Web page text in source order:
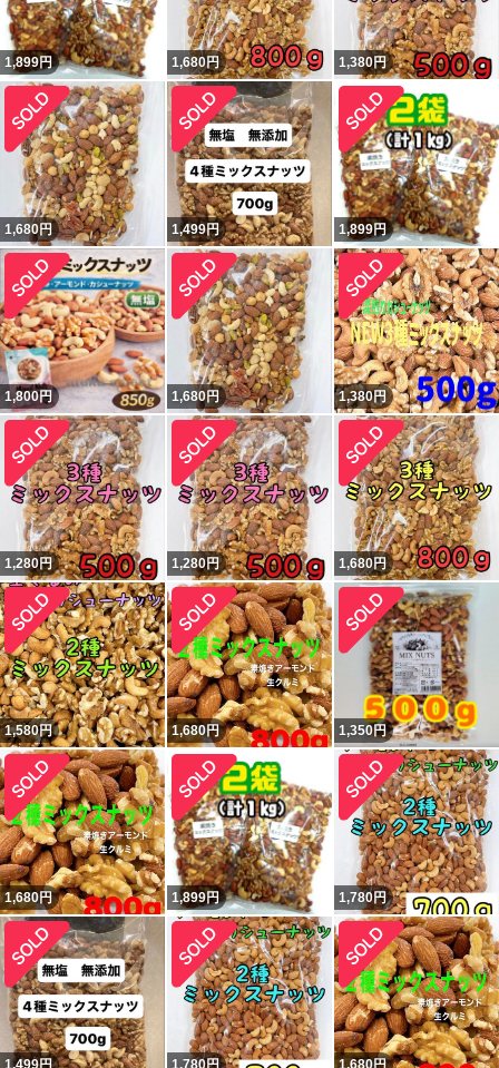
1,899円 1,680円 1,380円
1,680円 1,499円 1,899円
1,800円 1,680円 1,380円
1,280円 1,280円 1,680円
1,580円 1,680円 1,350円
1,680円 1,899円 1,780円